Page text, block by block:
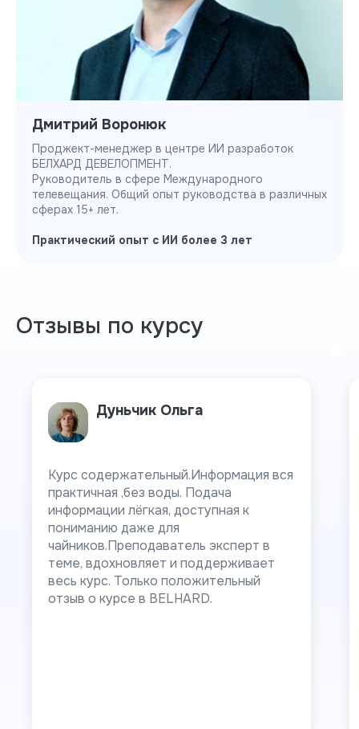
Дмитрий Воронюк
Проджект-менеджер в центре ИИ разработок
БЕЛХАРД ДЕВЕЛОПМЕНТ.
Руководитель в сфере Международного
телевещания. Общий опыт руководства в различных
сферах 15+ лет.
Практический опыт с ИИ более 3 лет
Отзывы по курсу
Дуньчик Ольга
Курс содержательный.Информация вся
практичная ,без воды. Подача
информации лёгкая, доступная к
пониманию даже для
чайников.Преподаватель эксперт в
теме, вдохновляет и поддерживает
весь курс. Только положительный
отзыв о курсе в BELHARD.